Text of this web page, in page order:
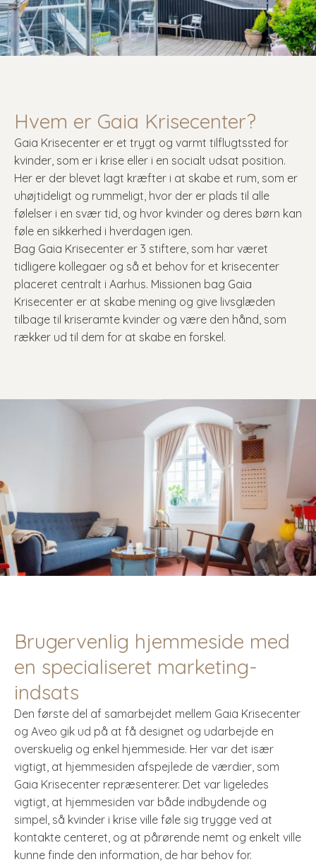
Hvem er Gaia Krisecenter?
Gaia Krisecenter er et trygt og varmt tilflugtssted for
kvinder, som er i krise eller i en socialt udsat position.
Her er der blevet lagt kræfter i at skabe et rum, som er
uhøjtideligt og rummeligt, hvor der er plads til alle
følelser i en svær tid, og hvor kvinder og deres børn kan
føle en sikkerhed i hverdagen igen.
Bag Gaia Krisecenter er 3 stiftere, som har været
tidligere kollegaer og så et behov for et krisecenter
placeret centralt i Aarhus. Missionen bag Gaia
Krisecenter er at skabe mening og give livsglæden
tilbage til kriseramte kvinder og være den hånd, som
rækker ud til dem for at skabe en forskel.
Brugervenlig hjemmeside med
en specialiseret marketing-
indsats
Den første del af samarbejdet mellem Gaia Krisecenter
og Aveo gik ud på at få designet og udarbejde en
overskuelig og enkel hjemmeside. Her var det især
vigtigt, at hjemmesiden afspejlede de værdier, som
Gaia Krisecenter repræsenterer. Det var ligeledes
vigtigt, at hjemmesiden var både indbydende og
simpel, så kvinder i krise ville føle sig trygge ved at
kontakte centeret, og at pårørende nemt og enkelt ville
kunne finde den information, de har behov for.